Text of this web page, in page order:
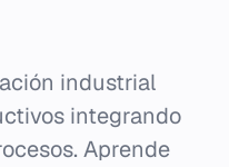
industrial
integrando
Aprende